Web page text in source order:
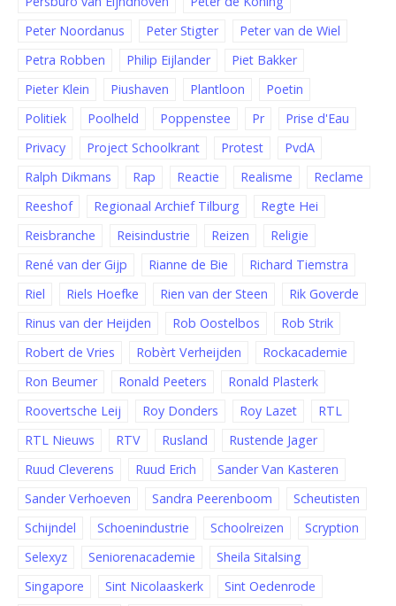
Peter Noordanus
Peter Stigter
Peter van de Wiel
Petra Robben
Philip Eijlander
Piet Bakker
Pieter Klein
Piushaven Plantloon
Poetin
Politiek
Poolheld Poppenstee Pr
Prise d'Eau
Privacy
Project Schoolkrant Protest
PvdA
Ralph Dikmans
Rap Reactie Realisme
Reclame
Reeshof
Regionaal Archief Tilburg
Regte Hei
Reisbranche
Reisindustrie Reizen
Religie
René van der Gijp
Rianne de Bie
Richard Tiemstra
Riel
Riels Hoefke Rien van der Steen
Rik Goverde
Rinus van der Heijden
Rob Oostelbos
Rob Strik
Robert de Vries
Robèrt Verheijden
Rockacademie
Ron Beumer
Ronald Peeters
Ronald Plasterk
Roovertsche Leij
Roy Donders Roy Lazet
RTL
RTL Nieuws
RTV Rusland
Rustende Jager
Ruud Cleverens
Ruud Erich
Sander Van Kasteren
Sander Verhoeven
Sandra Peerenboom
Scheutisten
Schijndel
Schoenindustrie Schoolreizen
Scryption
Selexyz
Seniorenacademie
Sheila Sitalsing
Singapore
Sint Nicolaaskerk
Sint Oedenrode